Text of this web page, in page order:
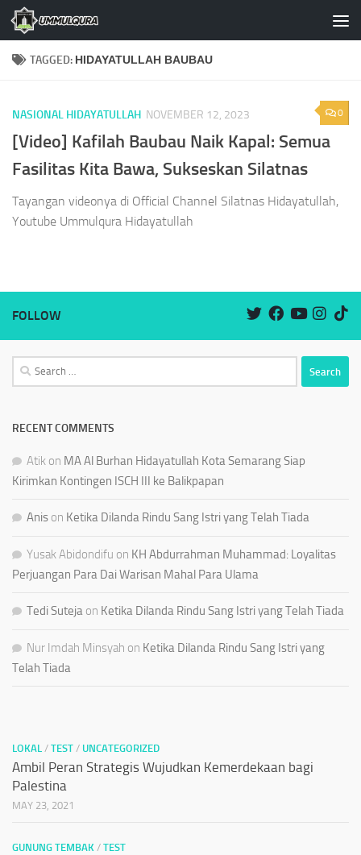
Skip to content
TAGGED: HIDAYATULLAH BAUBAU
0
NASIONAL HIDAYATULLAH NOVEMBER 12, 2023
[Video] Kafilah Baubau Naik Kapal: Semua
Fasilitas Kita Bawa, Sukseskan Silatnas
Tayangan videonya di Official Channel Silatnas Hidayatullah,
Youtube Ummulqura Hidayatullah
FOLLOW
Search
for:
RECENT COMMENTS
Atik on MA Al Burhan Hidayatullah Kota Semarang Siap
Kirimkan Kontingen ISCH III ke Balikpapan
Anis on Ketika Dilanda Rindu Sang Istri yang Telah Tiada
Yusak Abidondifu on KH Abdurrahman Muhammad: Loyalitas
Perjuangan Para Dai Warisan Mahal Para Ulama
Tedi Suteja on Ketika Dilanda Rindu Sang Istri yang Telah Tiada
Nur Imdah Minsyah on Ketika Dilanda Rindu Sang Istri yang
Telah Tiada
LOKAL / TEST / UNCATEGORIZED
Ambil Peran Strategis Wujudkan Kemerdekaan bagi
Palestina
MAY 23, 2021
GUNUNG TEMBAK / TEST